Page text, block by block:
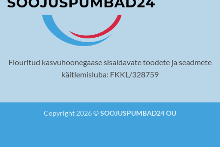
Flouritud kasvuhoonegaase sisaldavate toodete ja seadmete
käitlemisluba: FKKL/328759
Copyright 2026 ©SOOJUSPUMBAD24 OÜ